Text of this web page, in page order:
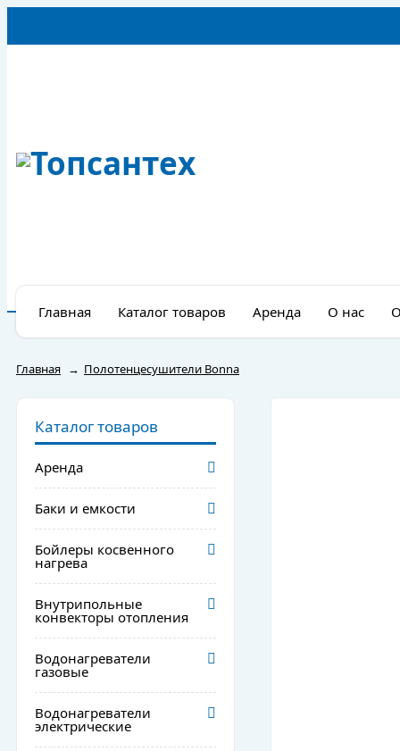
Главная Каталог товаров Аренда О нас
Главная → Полотенцесушители Bonna
Каталог товаров
Аренда
Баки и емкости
Бойлеры косвенного
нагрева
Внутрипольные
конвекторы отопления
Водонагреватели
газовые
Водонагреватели
электрические